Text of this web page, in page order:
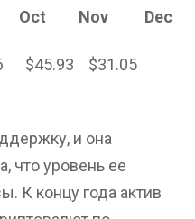
Nov Dec
$45.93 $31.05
и она
что уровень ее
К концу года актив